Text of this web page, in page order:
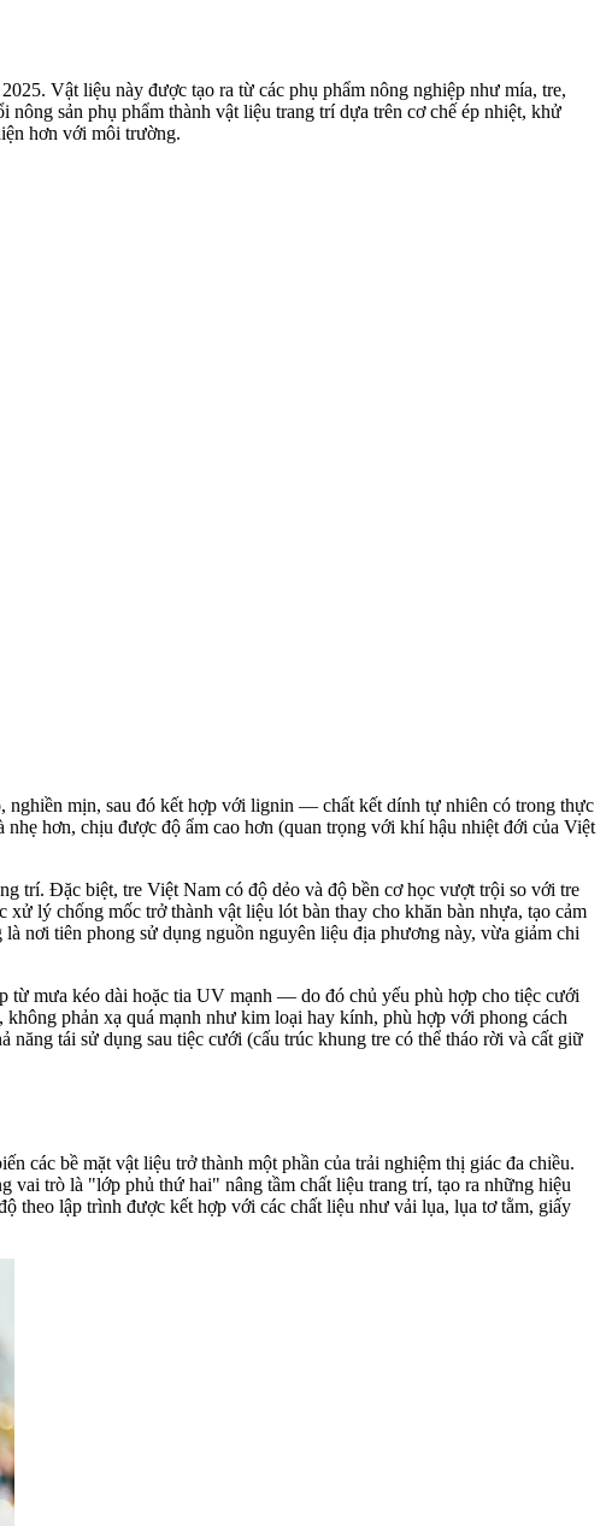
Vật liệu này được tạo ra từ các phụ phẩm nông nghiệp như mía, tre,
sản phụ phẩm thành vật liệu trang trí dựa trên cơ chế ép nhiệt, khử
hơn với môi trường.
nghiền mịn, sau đó kết hợp với lignin — chất kết dính tự nhiên có trong thực
hơn, chịu được độ ẩm cao hơn (quan trọng với khí hậu nhiệt đới của Việt
trí. Đặc biệt, tre Việt Nam có độ dẻo và độ bền cơ học vượt trội so với tre
lý chống mốc trở thành vật liệu lót bàn thay cho khăn bàn nhựa, tạo cảm
nơi tiên phong sử dụng nguồn nguyên liệu địa phương này, vừa giảm chi
từ mưa kéo dài hoặc tia UV mạnh — do đó chủ yếu phù hợp cho tiệc cưới
phản xạ quá mạnh như kim loại hay kính, phù hợp với phong cách
tái sử dụng sau tiệc cưới (cấu trúc khung tre có thể tháo rời và cất giữ
các bề mặt vật liệu trở thành một phần của trải nghiệm thị giác đa chiều.
vai trò là "lớp phủ thứ hai" nâng tầm chất liệu trang trí, tạo ra những hiệu
theo lập trình được kết hợp với các chất liệu như vải lụa, lụa tơ tằm, giấy